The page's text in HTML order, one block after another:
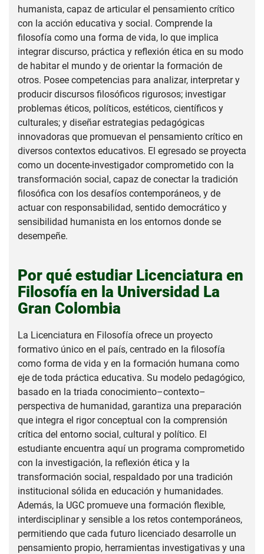
humanista, capaz de articular el pensamiento crítico
con la acción educativa y social. Comprende la
filosofía como una forma de vida, lo que implica
integrar discurso, práctica y reflexión ética en su modo
de habitar el mundo y de orientar la formación de
otros. Posee competencias para analizar, interpretar y
producir discursos filosóficos rigurosos; investigar
problemas éticos, políticos, estéticos, científicos y
culturales; y diseñar estrategias pedagógicas
innovadoras que promuevan el pensamiento crítico en
diversos contextos educativos. El egresado se proyecta
como un docente-investigador comprometido con la
transformación social, capaz de conectar la tradición
filosófica con los desafíos contemporáneos, y de
actuar con responsabilidad, sentido democrático y
sensibilidad humanista en los entornos donde se
desempeñe.
Por qué estudiar Licenciatura en
Filosofía en la Universidad La
Gran Colombia
La Licenciatura en Filosofía ofrece un proyecto
formativo único en el país, centrado en la filosofía
como forma de vida y en la formación humana como
eje de toda práctica educativa. Su modelo pedagógico,
basado en la triada conocimiento–contexto–
perspectiva de humanidad, garantiza una preparación
que integra el rigor conceptual con la comprensión
crítica del entorno social, cultural y político. El
estudiante encuentra aquí un programa comprometido
con la investigación, la reflexión ética y la
transformación social, respaldado por una tradición
institucional sólida en educación y humanidades.
Además, la UGC promueve una formación flexible,
interdisciplinar y sensible a los retos contemporáneos,
permitiendo que cada futuro licenciado desarrolle un
pensamiento propio, herramientas investigativas y una